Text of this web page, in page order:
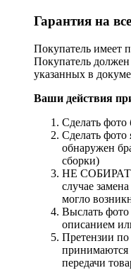
Гарантия на
Покупатель имеет
Покупатель должен
указанных в
Ваши действия
Сделать фото
Сделать фото
обнаружен
сборки)
НЕ СОБИРАТЬ
случае
могло
Выслать фото
описанием
Претензии
принимаются
передачи